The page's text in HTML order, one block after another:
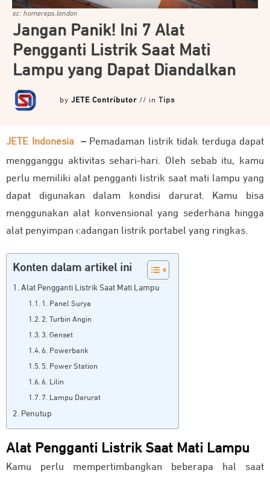
sc: homereps.london
Jangan Panik! Ini 7 Alat
Pengganti Listrik Saat Mati
Lampu yang Dapat Diandalkan
by JETE Contributor// in Tips
JETE Indonesia – Pemadaman listrik tidak terduga dapat
mengganggu aktivitas sehari-hari. Oleh sebab itu, kamu
perlu memiliki alat pengganti listrik saat mati lampu yang
dapat digunakan dalam kondisi darurat. Kamu bisa
menggunakan alat konvensional yang sederhana hingga
alat penyimpan cadangan listrik portabel yang ringkas.
Konten dalam artikel ini
Alat Pengganti Listrik Saat Mati Lampu
1. Panel Surya
2. Turbin Angin
3. Genset
6. Powerbank
5. Power Station
6. Lilin
7. Lampu Darurat
Penutup
Alat Pengganti Listrik Saat Mati Lampu
Kamu perlu mempertimbangkan beberapa hal saat